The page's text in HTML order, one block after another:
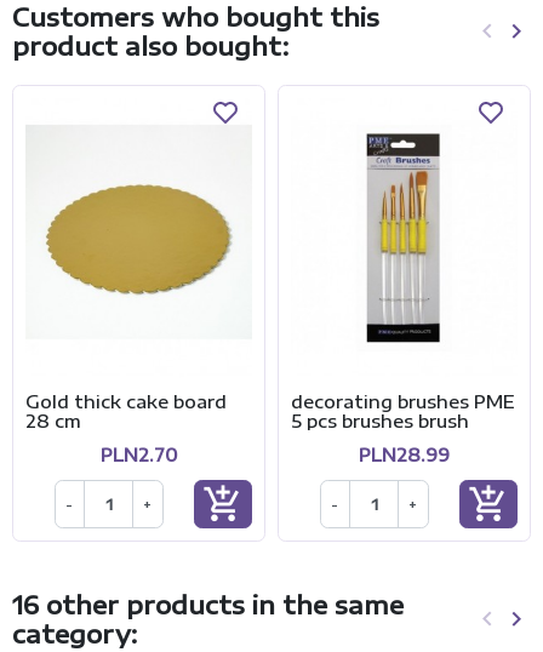
Customers who bought this
product also bought:
keyboard_arrow_left keyboard_arrow_right
Gold thick cake board
28 cm
PLN2.70
- + add_shopping_cart
decorating brushes PME
5 pcs brushes brush
PLN28.99
- + add_shopping_cart
16 other products in the same
category:
keyboard_arrow_left keyboard_arrow_right